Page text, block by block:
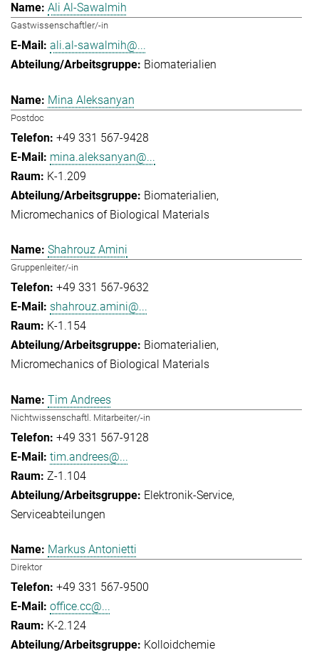
Ali Al-Sawalmih
Gastwissenschaftler/-in
ali.al-sawalmih@...
Biomaterialien
Mina Aleksanyan
Postdoc
+49 331 567-9428
mina.aleksanyan@...
K-1.209
Biomaterialien
Micromechanics of Biological Materials
Shahrouz Amini
Gruppenleiter/-in
+49 331 567-9632
shahrouz.amini@...
K-1.154
Biomaterialien
Micromechanics of Biological Materials
Tim Andrees
Nichtwissenschaftl. Mitarbeiter/-in
+49 331 567-9128
tim.andrees@...
Z-1.104
Elektronik-Service
Serviceabteilungen
Markus Antonietti
Direktor
+49 331 567-9500
office.cc@...
K-2.124
Kolloidchemie